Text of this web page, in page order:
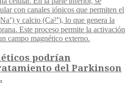
podrían
del Parkinson